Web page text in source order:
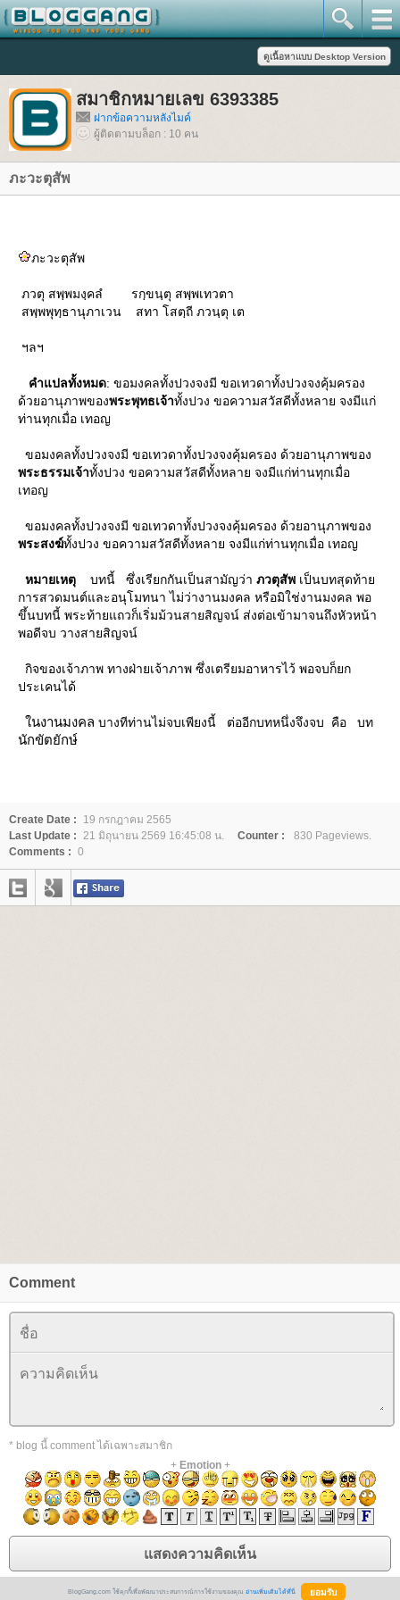
สมาชิกหมายเลข 6393385
ฝากข้อความหลังไมค์
ผู้ติดตามบล็อก : 10 คน
ภะวะตุสัพ
ภะวะตุสัพ
ภวตุ สพฺพมงฺคลํ รกฺขนฺตุ สพฺพเทวตา
สพฺพพุทฺธานุภาเวน สทา โสตฺถี ภวนฺตุ เต
ฯลฯ
คำแปลทั้งหมด: ขอมงคลทั้งปวงจงมี ขอเทวดาทั้งปวงจงคุ้มครอง
ด้วยอานุภาพของพระพุทธเจ้าทั้งปวง ขอความสวัสดีทั้งหลาย จงมีแก่
ท่านทุกเมื่อ เทอญ
ขอมงคลทั้งปวงจงมี ขอเทวดาทั้งปวงจงคุ้มครอง ด้วยอานุภาพของ
พระธรรมเจ้าทั้งปวง ขอความสวัสดีทั้งหลาย จงมีแก่ท่านทุกเมื่อ
เทอญ
ขอมงคลทั้งปวงจงมี ขอเทวดาทั้งปวงจงคุ้มครอง ด้วยอานุภาพของ
พระสงฆ์ทั้งปวง ขอความสวัสดีทั้งหลาย จงมีแก่ท่านทุกเมื่อ เทอญ
หมายเหตุ บทนี้ ซึ่งเรียกกันเป็นสามัญว่า ภวตุสัพ เป็นบทสุดท้า
การสวดมนต์และอนุโมทนา ไม่ว่างานมงคล หรือมิใช่งานมงคล พอ
ขึ้นบทนี้ พระท้ายแถวก็เริ่มม้วนสายสิญจน์ ส่งต่อเข้ามาจนถึงหัวหน้า
พอดีจบ วางสายสิญจน์
กิจของเจ้าภาพ ทางฝ่ายเจ้าภาพ ซึ่งเตรียมอาหารไว้ พอจบก็ยก
ประเคนได้
นงานมงคล บางทีท่านไม่จบเพียงนี้ ต่ออีกบทหนึ่งจึงจบ คือ บท
นักขัตยักษ์
Create Date :
19 กรกฎาคม 2565
Last Update : 21 มิถุนายน 2569 16:45:08 น. Counter :
830 Pageviews.
Comments : 0
Comment
* blog นี้ comment ได้เฉพาะสมาชิก
+ Emotion+
BlogGang.com ใช้คุกกี้เพื่อพัฒนาประสบการณ์การใช้งานของคุณ อ่านเพิ่มเติมได้ที่นี่